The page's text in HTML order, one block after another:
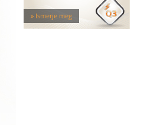
» Ismerje meg